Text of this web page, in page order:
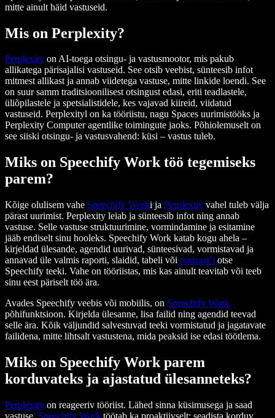
mitte ainult häid vastuseid.
Mis on Perplexity?
Perplexity on AI-toega otsingu- ja vastusmootor, mis pakub
allikatega pärisajalisi vastuseid. See otsib veebist, sünteesib infot
mitmest allikast ja annab viidetega vastuse, mitte linkide loendi. See
on suur samm traditsioonilisest otsingust edasi, eriti teadlastele,
üliõpilastele ja spetsialistidele, kes vajavad kiireid, viidatud
vastuseid. Perplexityl on ka tööriistu, nagu Spaces uurimistööks ja
Perplexity Computer agentlike toimingute jaoks. Põhiolemuselt on
see siiski otsingu- ja vastusvahend: küsi – vastus tuleb.
Miks on Speechify Work töö tegemiseks
parem?
Kõige olulisem vahe Speechify Worki ja Perplexity vahel tuleb välja
pärast uurimist. Perplexity leiab ja sünteesib infot ning annab
vastuse. Selle vastuse struktuurimine, vormindamine ja esitamine
jääb endiselt sinu hooleks. Speechify Work katab kogu ahela –
kirjeldad ülesande, agendid uurivad, sünteesivad, vormistavad ja
annavad üle valmis raporti, slaidid, tabeli või podcast’i otse
Speechify teeki. Vahe on tööriistas, mis kas ainult teavitab või teeb
sinu eest päriselt töö ära.
Avades Speechify veebis või mobiilis, on Speechify Work
põhifunktsioon. Kirjelda ülesanne, lisa failid ning agendid teevad
selle ära. Kõik väljundid salvestuvad teeki vormistatud ja jagatavate
failidena, mitte lihtsalt vastustena, mida peaksid ise edasi töötlema.
Miks on Speechify Work parem
korduvateks ja ajastatud ülesanneteks?
Perplexity on reageeriv tööriist. Lähed sinna küsimusega ja saad